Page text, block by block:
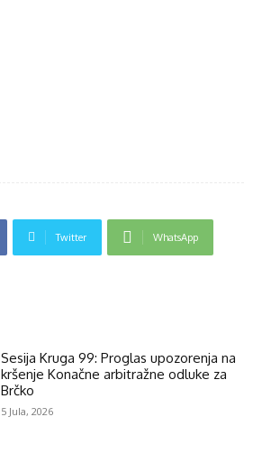
Twitter WhatsApp
Sesija Kruga 99: Proglas upozorenja na
kršenje Konačne arbitražne odluke za
Brčko
5 Jula, 2026